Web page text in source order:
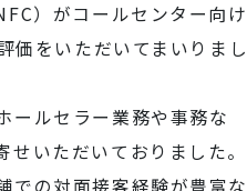
）がコールセンター向け
価をいただいてまいりまし
ールセラー業務や事務な
いただいておりました。